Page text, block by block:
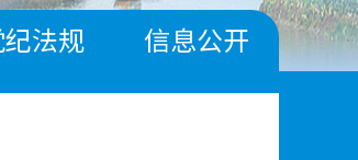
纪法规 信息公开